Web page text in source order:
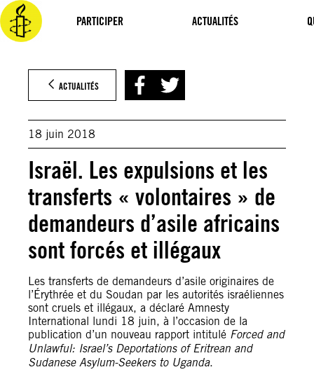
PARTICIPER ACTUALITÉS
Aller
au
contenu
ACTUALITÉS
18 juin 2018
Israël. Les expulsions et les
transferts « volontaires » de
demandeurs d’asile africains
sont forcés et illégaux
Les transferts de demandeurs d’asile originaires de
l’Érythrée et du Soudan par les autorités israéliennes
sont cruels et illégaux, a déclaré Amnesty
International lundi 18 juin, à l’occasion de la
publication d’un nouveau rapport intitulé Forced and
Unlawful: Israel’s Deportations of Eritrean and
Sudanese Asylum-Seekers to Uganda.